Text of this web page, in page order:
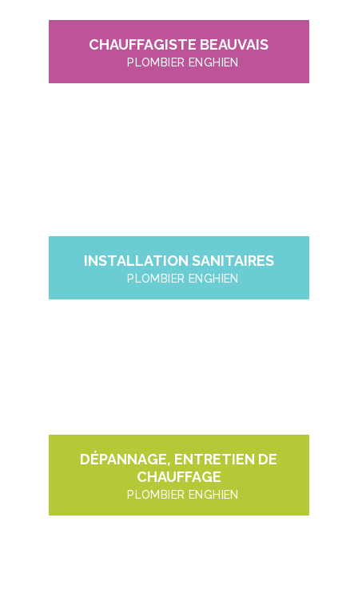
CHAUFFAGISTE BEAUVAIS
PLOMBIER ENGHIEN
INSTALLATION SANITAIRES
PLOMBIER ENGHIEN
DÉPANNAGE, ENTRETIEN DE
CHAUFFAGE
PLOMBIER ENGHIEN